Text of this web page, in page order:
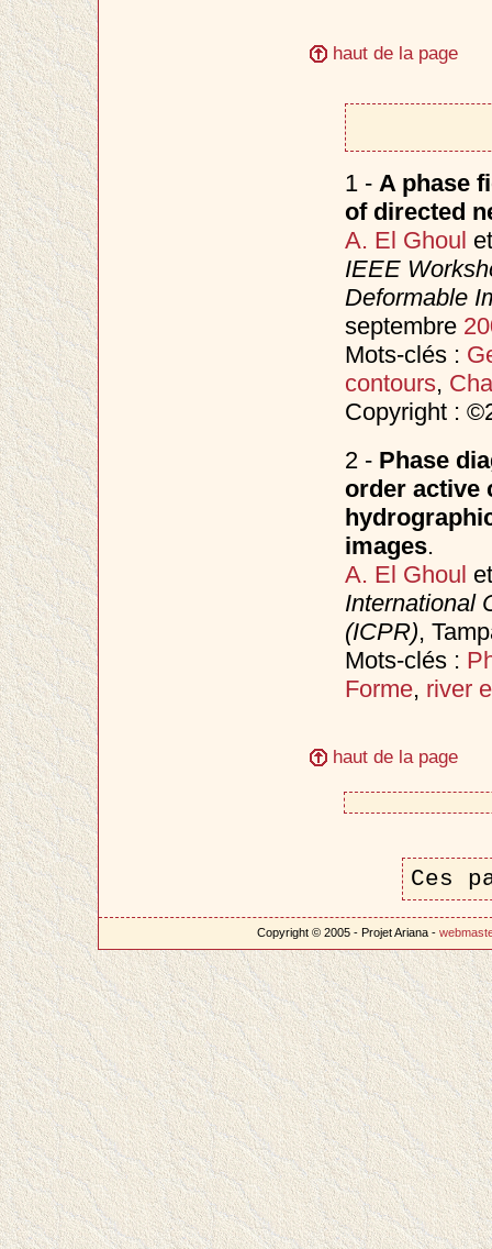
haut de la page
1 - A phase
of directed
A. El Ghoul
IEEE
Deformable
septembre
Mots-clés :
contours,
Copyright :
2 - Phase
order active
images.
A. El Ghoul
International
(ICPR),
Mots-clés :
Forme, river
haut de la page
Ces
Copyright © 2005 - Projet Ariana -